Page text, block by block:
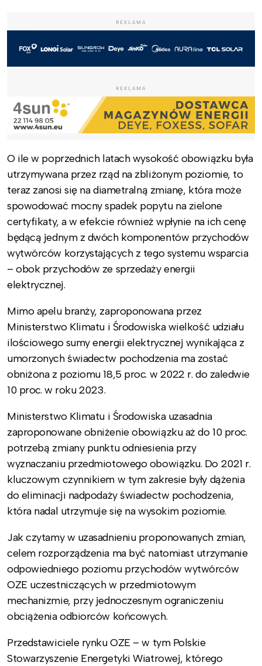
REKLAMA
REKLAMA
O ile w poprzednich latach wysokość obowiązku była
utrzymywana przez rząd na zbliżonym poziomie, to
teraz zanosi się na diametralną zmianę, która może
spowodować mocny spadek popytu na zielone
certyfikaty, a w efekcie również wpłynie na ich cenę
będącą jednym z dwóch komponentów przychodów
wytwórców korzystających z tego systemu wsparcia
– obok przychodów ze sprzedaży energii
elektrycznej.
Mimo apelu branży, zaproponowana przez
Ministerstwo Klimatu i Środowiska wielkość udziału
ilościowego sumy energii elektrycznej wynikająca z
umorzonych świadectw pochodzenia ma zostać
obniżona z poziomu 18,5 proc. w 2022 r. do zaledwie
10 proc. w roku 2023.
Ministerstwo Klimatu i Środowiska uzasadnia
zaproponowane obniżenie obowiązku aż do 10 proc.
potrzebą zmiany punktu odniesienia przy
wyznaczaniu przedmiotowego obowiązku. Do 2021 r.
kluczowym czynnikiem w tym zakresie były dążenia
do eliminacji nadpodaży świadectw pochodzenia,
która nadal utrzymuje się na wysokim poziomie.
Jak czytamy w uzasadnieniu proponowanych zmian,
celem rozporządzenia ma być natomiast utrzymanie
odpowiedniego poziomu przychodów wytwórców
OZE uczestniczących w przedmiotowym
mechanizmie, przy jednoczesnym ograniczeniu
obciążenia odbiorców końcowych.
Przedstawiciele rynku OZE – w tym Polskie
Stowarzyszenie Energetyki Wiatrowej, którego